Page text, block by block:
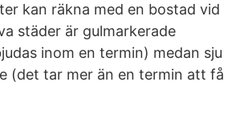
kan räkna med en bostad vid
städer är gulmarkerade
inom en termin) medan sju
(det tar mer än en termin att få